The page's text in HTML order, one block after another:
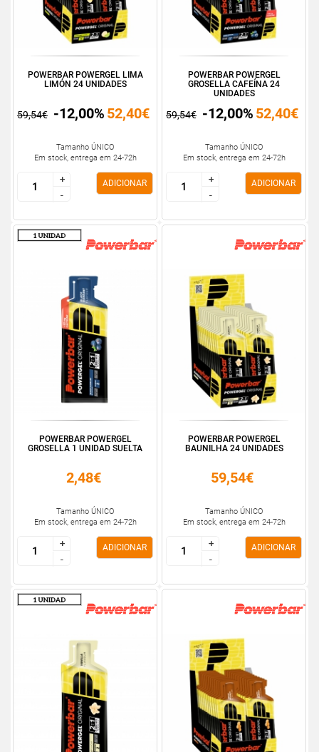
POWERBAR POWERGEL LIMA
LIMÓN 24 UNIDADES
59,54€ -12,00% 52,40€
Tamanho ÚNICO
Em stock, entrega em 24-72h
+
-
+
-
ADICIONAR
POWERBAR POWERGEL
GROSELLA CAFEÍNA 24
UNIDADES
59,54€ -12,00% 52,40€
Tamanho ÚNICO
Em stock, entrega em 24-72h
+
-
+
-
ADICIONAR
POWERBAR POWERGEL
GROSELLA 1 UNIDAD SUELTA
2,48€
Tamanho ÚNICO
Em stock, entrega em 24-72h
+
-
+
-
ADICIONAR
POWERBAR POWERGEL
BAUNILHA 24 UNIDADES
59,54€
Tamanho ÚNICO
Em stock, entrega em 24-72h
+
-
+
-
ADICIONAR